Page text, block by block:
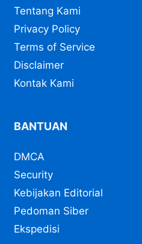
Tentang Kami
Privacy Policy
Terms of Service
Disclaimer
Kontak Kami
BANTUAN
DMCA
Security
Kebijakan Editorial
Pedoman Siber
Ekspedisi